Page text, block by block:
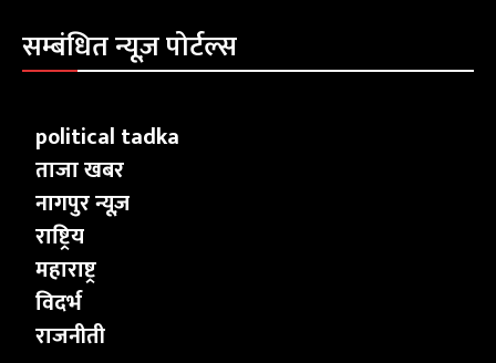
सम्बंधित न्यूज़ पोर्टल्स
political tadka
ताजा खबर
नागपुर न्यूज़
राष्ट्रिय
महाराष्ट्र
विदर्भ
राजनीती